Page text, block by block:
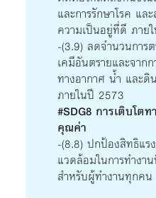
และการรักษาโรค แล
ความเป็นอยู่ที่ดี ภาย
-(3.9) ลดจำนวนการ
เคมีอันตรายและจาก
ทางอากาศ น้ำ และดิ
ภายในปี 2573
#SDG8 การเติบโต
คุณค่า
-(8.8) ปกป้องสิทธิแร
แวดล้อมในการทำง
สำหรับผู้ทำงานทุกคน